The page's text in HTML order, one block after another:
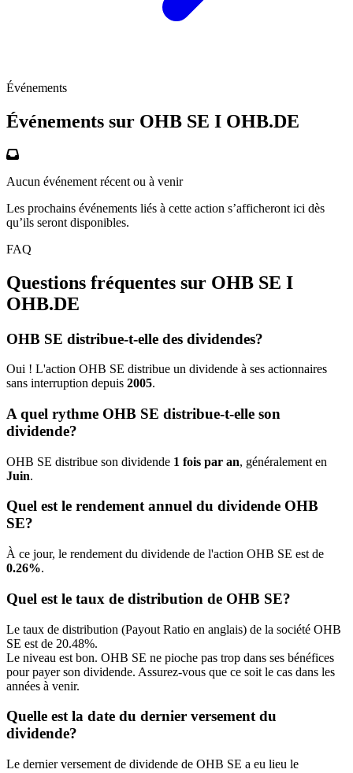
Événements
Événements sur OHB SE I OHB.DE
Aucun événement récent ou à venir
Les prochains événements liés à cette action s’afficheront ici dès
qu’ils seront disponibles.
FAQ
Questions fréquentes sur OHB SE I
OHB.DE
OHB SE distribue-t-elle des dividendes?
Oui ! L'action OHB SE distribue un dividende à ses actionnaires
sans interruption depuis 2005.
A quel rythme OHB SE distribue-t-elle son
dividende?
OHB SE distribue son dividende 1 fois par an, généralement en
Juin.
Quel est le rendement annuel du dividende OHB
SE?
À ce jour, le rendement du dividende de l'action OHB SE est de
0.26%.
Quel est le taux de distribution de OHB SE?
Le taux de distribution (Payout Ratio en anglais) de la société OHB
SE est de 20.48%.
Le niveau est bon. OHB SE ne pioche pas trop dans ses bénéfices
pour payer son dividende. Assurez-vous que ce soit le cas dans les
années à venir.
Quelle est la date du dernier versement du
dividende?
Le dernier versement de dividende de OHB SE a eu lieu le